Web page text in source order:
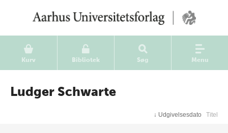
Kurv Bibliotek Søg Menu
Ludger Schwarte
↓ Udgivelsesdato Titel